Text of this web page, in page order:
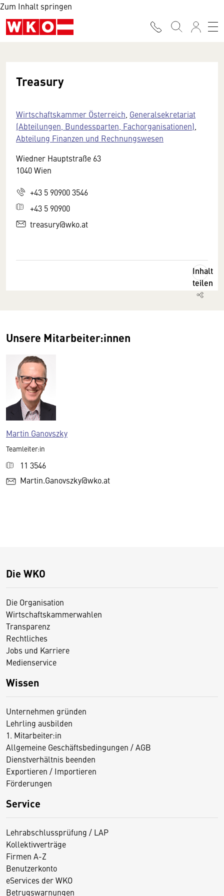
Zum Inhalt springen
Treasury
Wirtschaftskammer Österreich Generalsekretariat
(Abteilungen, Bundessparten, Fachorganisationen)
Abteilung Finanzen und Rechnungswesen
Wiedner Hauptstraße 63
1040 Wien
+43 5 90900 3546
+43 5 90900
treasury@wko.at
Inhalt
teilen
Unsere Mitarbeiter:innen
Martin Ganovszky
Teamleiter:in
11 3546
Martin.Ganovszky@wko.at
Die WKO
Die Organisation
Wirtschaftskammerwahlen
Transparenz
Rechtliches
Jobs und Karriere
Medienservice
Wissen
Unternehmen gründen
Lehrling ausbilden
1. Mitarbeiter:in
Allgemeine Geschäftsbedingungen / AGB
Dienstverhältnis beenden
Exportieren / Importieren
Förderungen
Service
Lehrabschlussprüfung / LAP
Kollektivverträge
Firmen A-Z
Benutzerkonto
eServices der WKO
Betrugswarnungen